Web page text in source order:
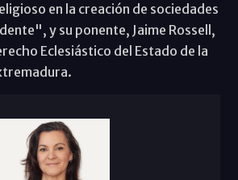
en la creación de sociedades
y su ponente, Jaime Rossell,
Eclesiástico del Estado de la